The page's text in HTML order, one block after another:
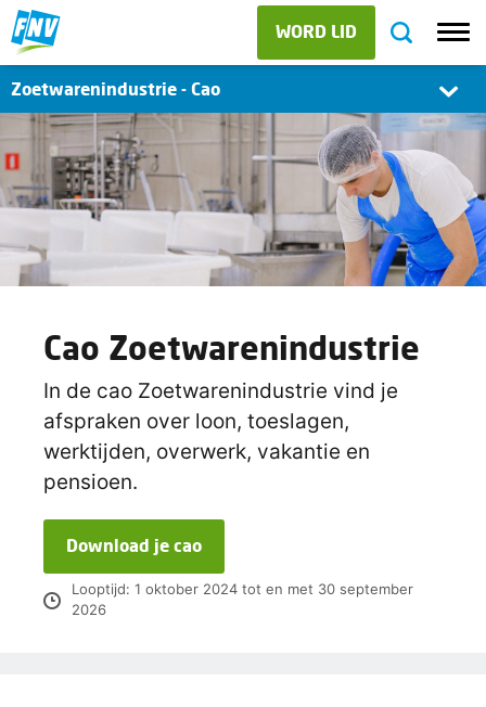
WORD LID
Zoetwarenindustrie - Cao
Cao Zoetwarenindustrie
In de cao Zoetwarenindustrie vind je
afspraken over loon, toeslagen,
werktijden, overwerk, vakantie en
pensioen.
Download je cao
Looptijd: 1 oktober 2024 tot en met 30 september
2026